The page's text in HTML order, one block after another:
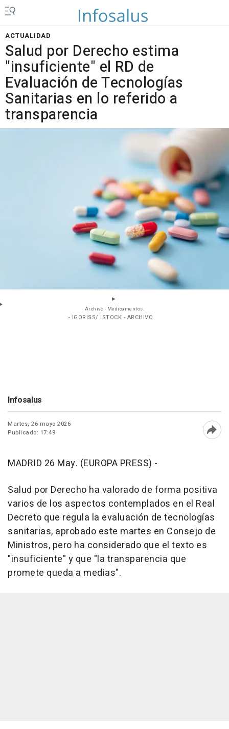
ACTUALIDAD
Salud por Derecho estima
"insuficiente" el RD de
Evaluación de Tecnologías
Sanitarias en lo referido a
transparencia
Archivo - Medicamentos.
- IGORISS/ ISTOCK - ARCHIVO
Infosalus
Martes, 26 mayo 2026
Publicado: 17:49
MADRID 26 May. (EUROPA PRESS) -
Salud por Derecho ha valorado de forma positiva
varios de los aspectos contemplados en el Real
Decreto que regula la evaluación de tecnologías
sanitarias, aprobado este martes en Consejo de
Ministros, pero ha considerado que el texto es
"insuficiente" y que "la transparencia que
promete queda a medias".